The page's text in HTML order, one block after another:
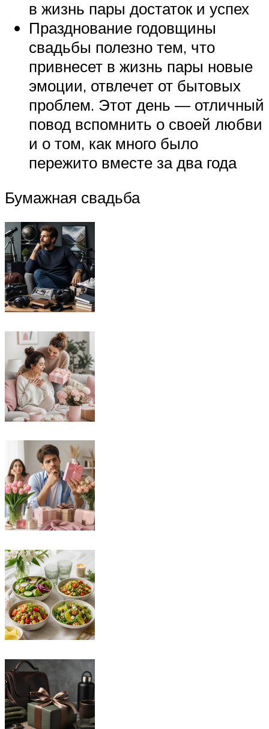
в жизнь пары достаток и успех
Празднование годовщины
свадьбы полезно тем, что
привнесет в жизнь пары новые
эмоции, отвлечет от бытовых
проблем. Этот день — отличный
повод вспомнить о своей любви
и о том, как много было
пережито вместе за два года
Бумажная свадьба